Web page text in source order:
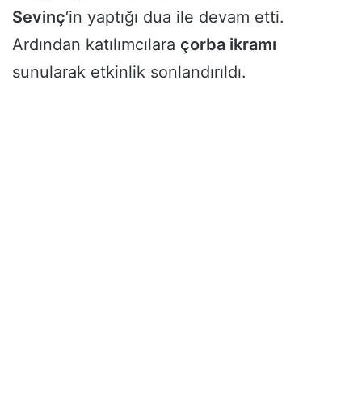
Sevinç‘in yaptığı dua ile devam etti.
Ardından katılımcılara çorba ikramı
sunularak etkinlik sonlandırıldı.